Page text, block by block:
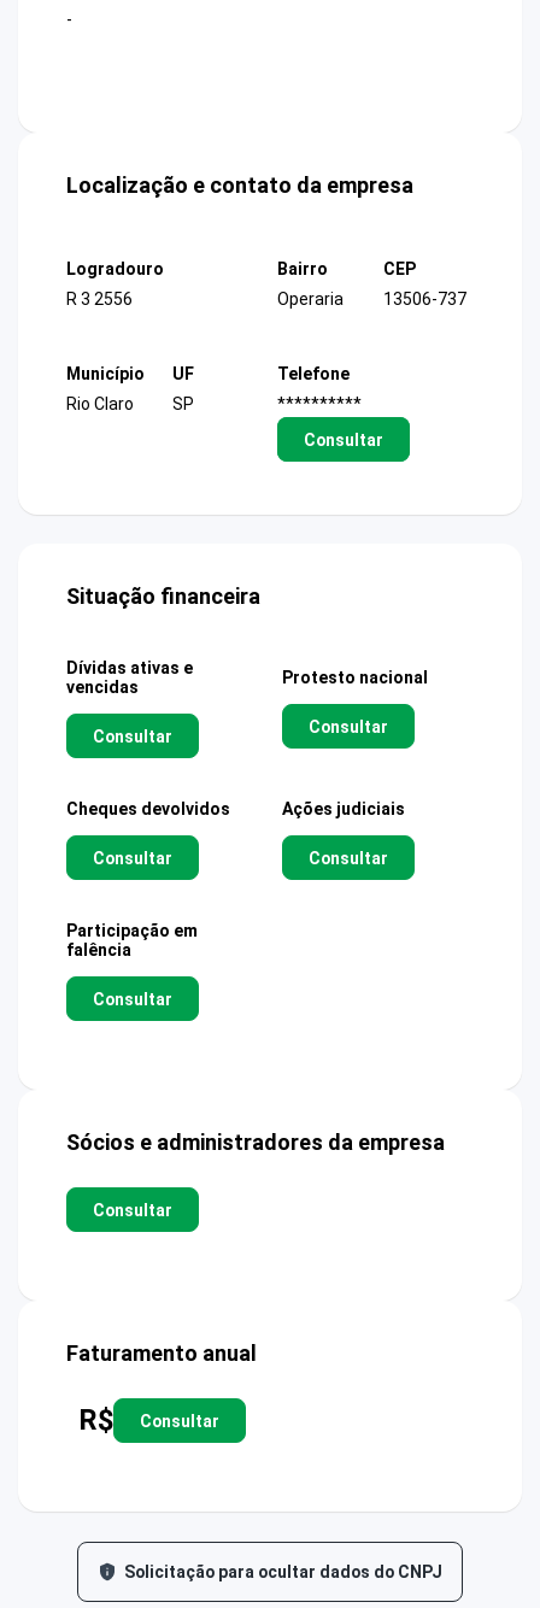
-
Localização e contato da empresa
Logradouro
R 3 2556
Bairro
Operaria
CEP
13506-737
Município
Rio Claro
UF
SP
Telefone
**********
Consultar
Situação financeira
Dívidas ativas e
vencidas
Consultar
Protesto nacional
Consultar
Cheques devolvidos
Consultar
Ações judiciais
Consultar
Participação em
falência
Consultar
Sócios e administradores da empresa
Consultar
Faturamento anual
R$ Consultar
Solicitação para ocultar dados do CNPJ